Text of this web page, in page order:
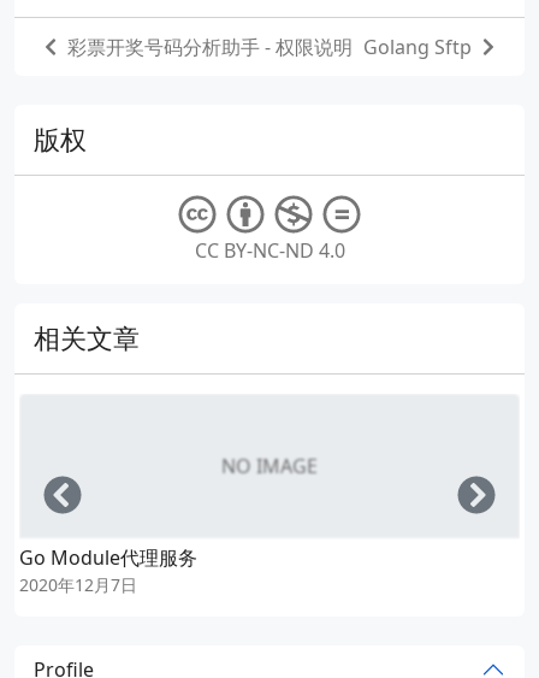
彩票开奖号码分析助手 - 权限说明 Golang Sftp
版权
CC BY-NC-ND 4.0
相关文章
NO IMAGE
Go Module代理服务
2020年12月7日
Left
Profile